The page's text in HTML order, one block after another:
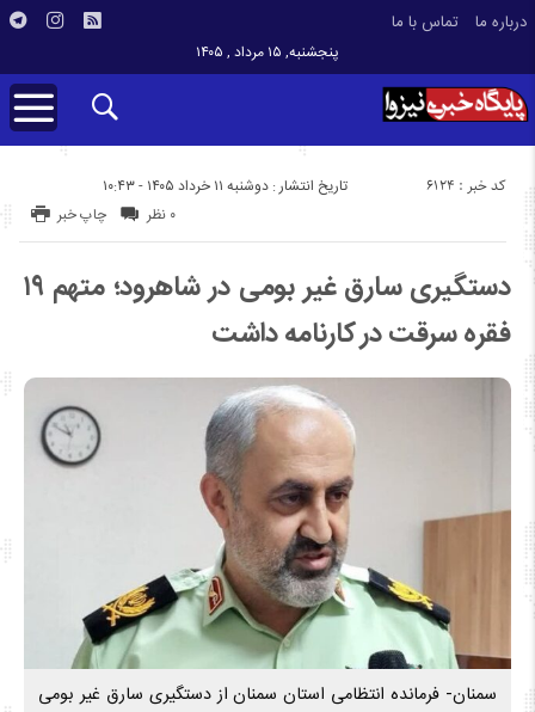
درباره ما تماس با ما
پنجشنبه, ۱۵ مرداد , ۱۴۰۵
تاریخ انتشار : دوشنبه ۱۱ خرداد ۱۴۰۵ - ۱۰:۴۳ کد خبر : 6124
چاپ خبر ۰ نظر
دستگیری سارق غیر بومی در شاهرود؛ متهم ۱۹
فقره سرقت در کارنامه داشت
سمنان- فرمانده انتظامی استان سمنان از دستگیری سارق غیر بومی